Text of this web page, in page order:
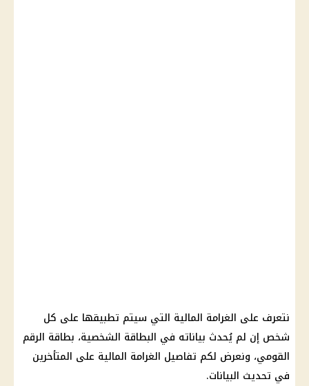
نتعرف على الغرامة المالية التي سيتم تطبيقها على كل
شخص إن لم يُحدث بياناته في البطاقة الشخصية، بطاقة الرقم
القومي، ونعرض لكم تفاصيل الغرامة المالية على المتأخرين
في تحديث البيانات.